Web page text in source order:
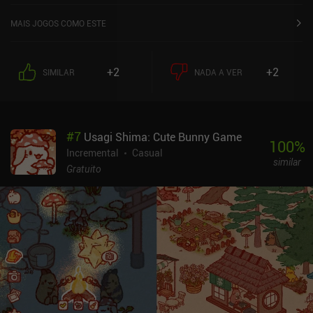
MAIS JOGOS COMO ESTE
SIMILAR +2 NADA A VER +2
#7 Usagi Shima: Cute Bunny Game
Incremental
Casual
Gratuito
100%
similar